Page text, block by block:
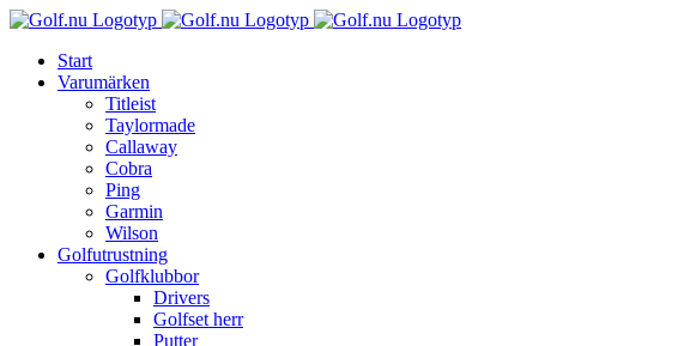
Fortsätt
innehållet
Start
Varumärken
Titleist
Taylormade
Callaway
Cobra
Ping
Garmin
Wilson
Golfutrustning
Golfklubbor
Drivers
Golfset herr
Putter